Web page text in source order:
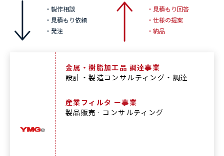
・製作相談
・見積もり依頼
・発注
・見積もり回答
・仕様の提案
・納品
金属・樹脂加工品 調達事業
設計・製造コンサルティング・調達
産業フィルタ ー事業
製品販売· コンサルティング